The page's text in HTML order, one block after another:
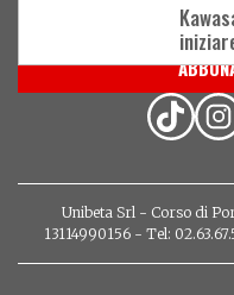
Unibeta Srl - Corso di
13114990156 - Tel: